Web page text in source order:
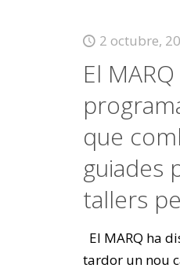
2 octubre,
El
que
guiades
tallers
El MARQ ha
tardor un nou